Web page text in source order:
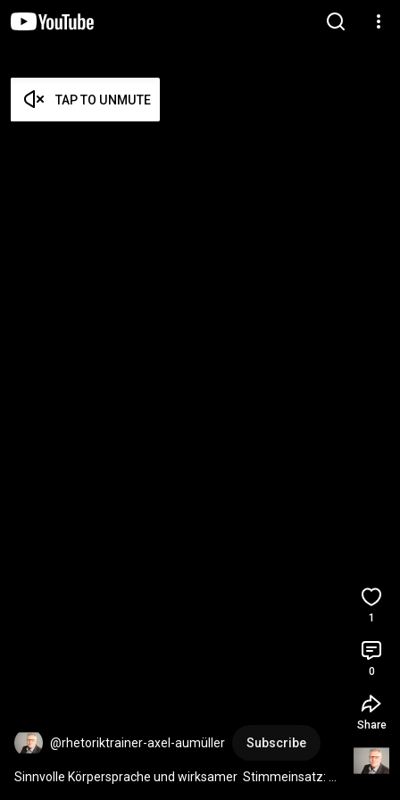
TAP TO UNMUTE
@rhetoriktrainer-axel-aumüller Subscribe
Sinnvolle Körpersprache und wirksamer  Stimmeinsatz:
1
0
Share